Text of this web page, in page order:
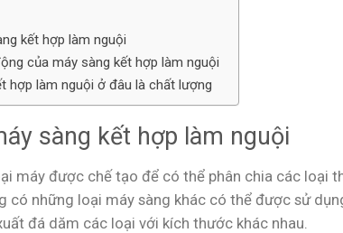
kết hợp làm nguội
của máy sàng kết hợp làm nguội
hợp làm nguội ở đâu là chất lượng
sàng kết hợp làm nguội
máy được chế tạo để có thể phân chia các loại
có những loại máy sàng khác có thể được sử
đá dăm các loại với kích thước khác nhau.